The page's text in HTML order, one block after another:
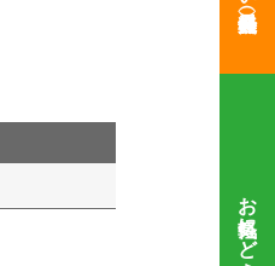
お気軽にどうぞ